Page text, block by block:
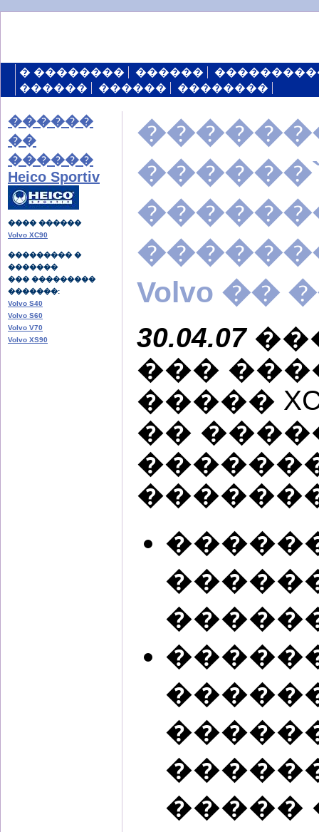
� �������� ������
������
������ ��������
������
��
������
Heico Sportiv
���� ������
Volvo XC90
��������� �
�������
��� ���������
�������:
Volvo S40
Volvo S60
Volvo V70
Volvo XS90
Volvo ��
30.04.07
���
�����
��
�����